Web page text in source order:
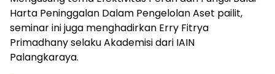
Harta Peninggalan Dalam Pengelolan Aset pailit,
seminar ini juga menghadirkan Erry Fitrya
Primadhany selaku Akademisi dari IAIN
Palangkaraya.